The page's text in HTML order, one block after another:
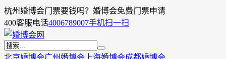
杭州婚博会门票要钱吗？婚博会免费门票申请
400客服电话4006789007手机扫一扫
北京婚博会广州婚博会 上海婚博会成都婚博会